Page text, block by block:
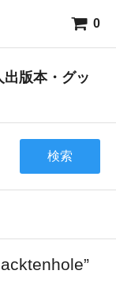
0
版本・グッ
検索